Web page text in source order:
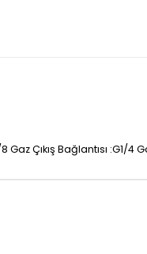
Çıkış Bağlantısı :G1/4